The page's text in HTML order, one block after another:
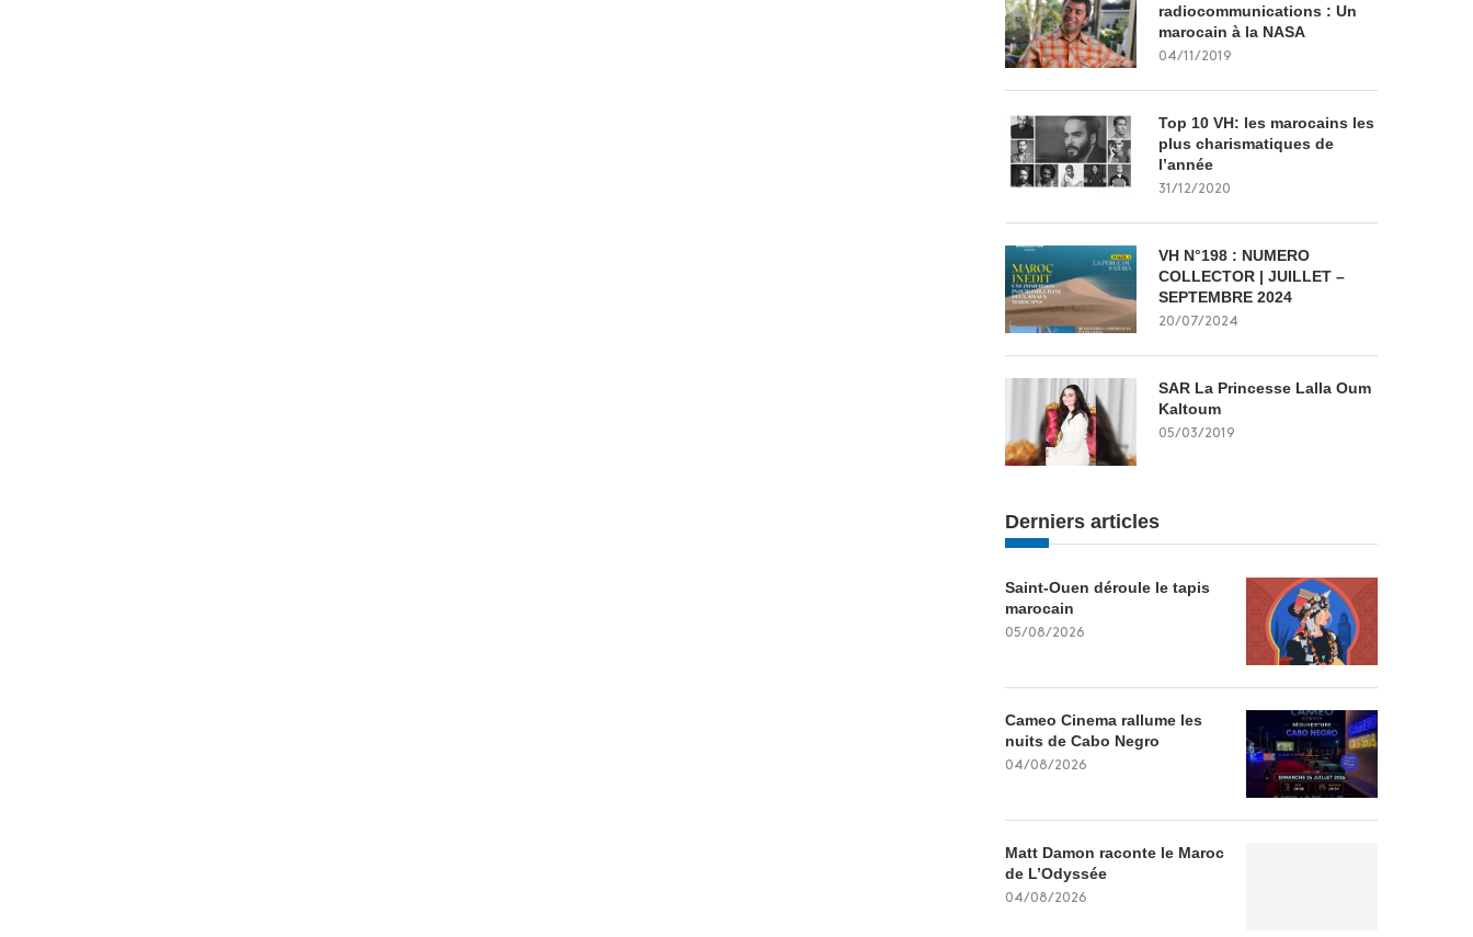
radiocommunications : Un
marocain à la NASA
04/11/2019
Top 10 VH: les marocains les
plus charismatiques de
l’année
31/12/2020
VH N°198 : NUMERO
COLLECTOR | JUILLET –
SEPTEMBRE 2024
20/07/2024
SAR La Princesse Lalla Oum
Kaltoum
05/03/2019
Derniers articles
Saint-Ouen déroule le tapis
marocain
05/08/2026
Cameo Cinema rallume les
nuits de Cabo Negro
04/08/2026
Matt Damon raconte le Maroc
de L’Odyssée
04/08/2026